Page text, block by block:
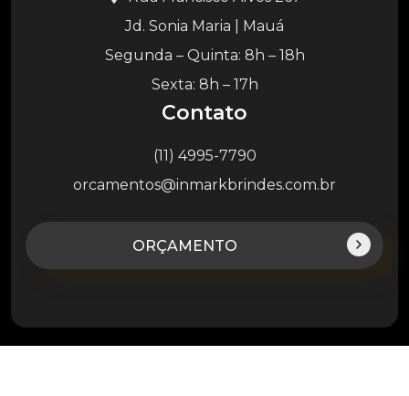
Jd. Sonia Maria | Mauá
Segunda – Quinta: 8h – 18h
Sexta: 8h – 17h
Contato
(11) 4995-7790
orcamentos@inmarkbrindes.com.br
ORÇAMENTO